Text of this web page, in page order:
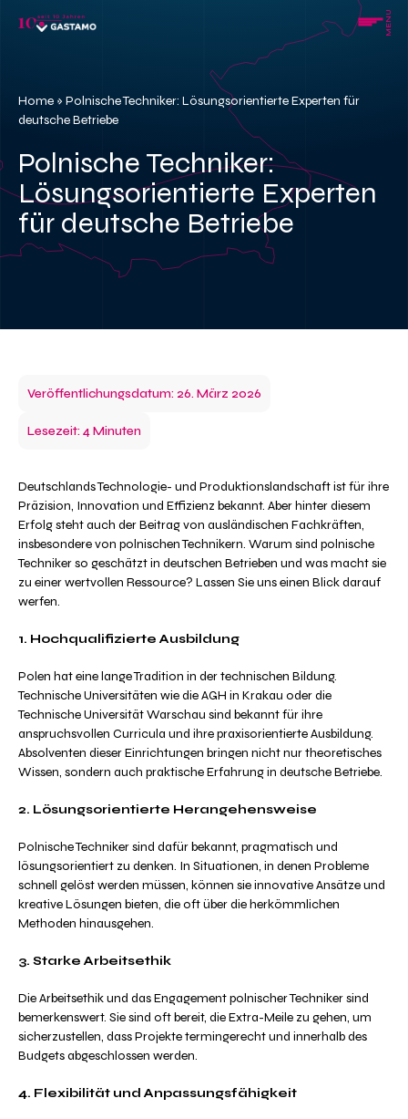
MENU
Home » Polnische Techniker: Lösungsorientierte Experten für
deutsche Betriebe
Polnische Techniker:
Lösungsorientierte Experten
für deutsche Betriebe
Veröffentlichungsdatum: 26. März 2026
Lesezeit: 4 Minuten
Deutschlands Technologie- und Produktionslandschaft ist für ihre
Präzision, Innovation und Effizienz bekannt. Aber hinter diesem
Erfolg steht auch der Beitrag von ausländischen Fachkräften,
insbesondere von polnischen Technikern. Warum sind polnische
Techniker so geschätzt in deutschen Betrieben und was macht sie
zu einer wertvollen Ressource? Lassen Sie uns einen Blick darauf
werfen.
1. Hochqualifizierte Ausbildung
Polen hat eine lange Tradition in der technischen Bildung.
Technische Universitäten wie die AGH in Krakau oder die
Technische Universität Warschau sind bekannt für ihre
anspruchsvollen Curricula und ihre praxisorientierte Ausbildung.
Absolventen dieser Einrichtungen bringen nicht nur theoretisches
Wissen, sondern auch praktische Erfahrung in deutsche Betriebe.
2. Lösungsorientierte Herangehensweise
Polnische Techniker sind dafür bekannt, pragmatisch und
lösungsorientiert zu denken. In Situationen, in denen Probleme
schnell gelöst werden müssen, können sie innovative Ansätze und
kreative Lösungen bieten, die oft über die herkömmlichen
Methoden hinausgehen.
3. Starke Arbeitsethik
Die Arbeitsethik und das Engagement polnischer Techniker sind
bemerkenswert. Sie sind oft bereit, die Extra-Meile zu gehen, um
sicherzustellen, dass Projekte termingerecht und innerhalb des
Budgets abgeschlossen werden.
4. Flexibilität und Anpassungsfähigkeit